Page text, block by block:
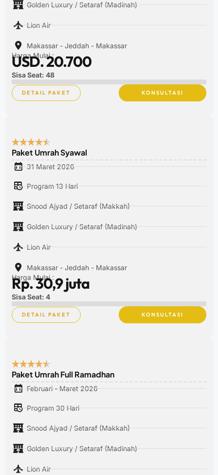
Golden Luxury / Setaraf (Madinah)
Lion Air
Makassar - Jeddah - Makassar
Harga Mulai :
USD. 20.700
Sisa Seat: 48
DETAIL PAKET KONSULTASI
Paket Umrah Syawal
31 Maret 2026
Program 13 Hari
Snood Ajyad / Setaraf (Makkah)
Golden Luxury / Setaraf (Madinah)
Lion Air
Makassar - Jeddah - Makassar
Harga Mulai :
Rp. 30,9 juta
Sisa Seat: 4
DETAIL PAKET KONSULTASI
Paket Umrah Full Ramadhan
Februari - Maret 2026
Program 30 Hari
Snood Ajyad / Setaraf (Makkah)
Golden Luxury / Setaraf (Madinah)
Lion Air